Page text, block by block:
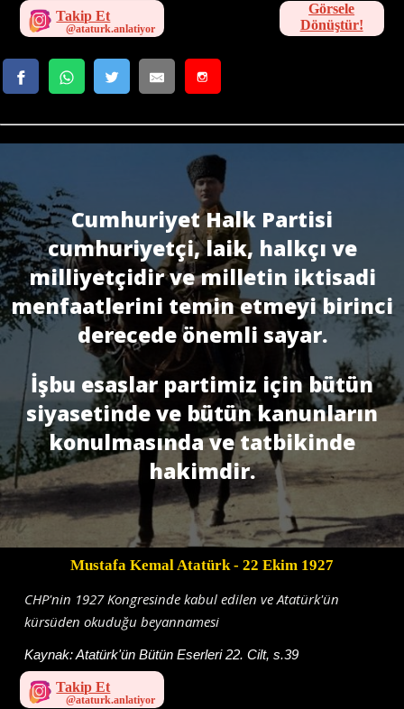
Takip Et
Görsele
Dönüştür!
Cumhuriyet Halk Partisi
cumhuriyetçi, laik, halkçı ve
milliyetçidir ve milletin iktisadi
menfaatlerini temin etmeyi birinci
derecede önemli sayar.
İşbu esaslar partimiz için bütün
siyasetinde ve bütün kanunların
konulmasında ve tatbikinde
hakimdir.
Mustafa Kemal Atatürk- 22 Ekim 1927
CHP'nin 1927 Kongresinde kabul edilen ve Atatürk'ün
kürsüden okuduğu beyannamesi
Kaynak:Atatürk'ün Bütün Eserleri 22. Cilt, s.39
Takip Et